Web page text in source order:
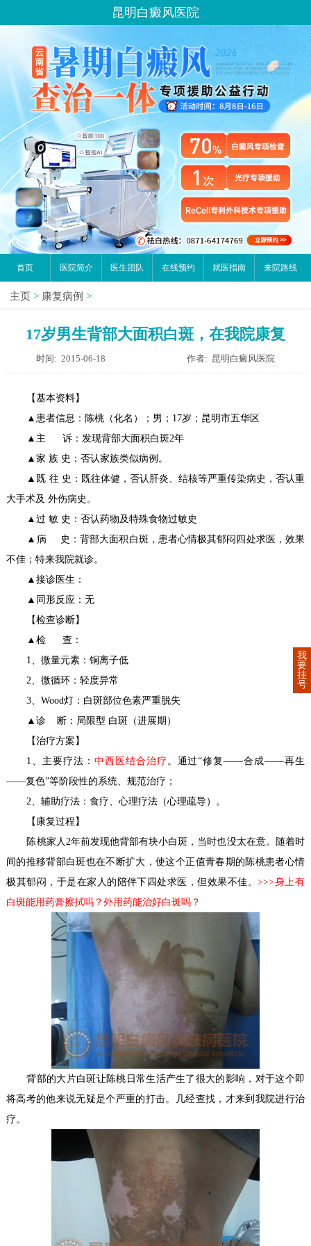
昆明白癜风医院
首页 医院简介 医生团队 在线预约 就医指南 来院路线
主页 > 康复病例 >
17岁男生背部大面积白斑，在我院康复
时间: 2015-06-18 作者: 昆明白癜风医院
【基本资料】
▲患者信息：陈桃（化名）；男；17岁；昆明市五华区
▲主 诉：发现背部大面积白斑2年
▲家 族 史：否认家族类似病例。
▲既 往 史：既往体健，否认肝炎、结核等严重传染病史，否认重
大手术及 外伤病史。
▲过 敏 史：否认药物及特殊食物过敏史
▲病 史：背部大面积白斑，患者心情极其郁闷四处求医，效果
不佳；特来我院就诊。
▲接诊医生：
▲同形反应：无
【检查诊断】
▲检 查：
1、微量元素：铜离子低
2、微循环：轻度异常
3、Wood灯：白斑部位色素严重脱失
▲诊 断： 局限型 白斑（进展期）
【治疗方案】
1、主要疗法：中西医结合治疗 。通过“修复——合成——再生
——复色”等阶段性的系统、规范治疗；
2、辅助疗法：食疗、心理疗法（心理疏导）。
【康复过程】
陈桃家人2年前发现他背部有块小白斑，当时也没太在意。随着时
间的推移背部白斑也在不断扩大，使这个正值青春期的陈桃患者心情
极其郁闷，于是在家人的陪伴下四处求医，但效果不佳。>>>身上有
白斑能用药膏擦拭吗？外用药能治好白斑吗？
背部的大片白斑让陈桃日常生活产生了很大的影响，对于这个即
将高考的他来说无疑是个严重的打击。几经查找，才来到我院进行治
疗。
我
要
挂
号